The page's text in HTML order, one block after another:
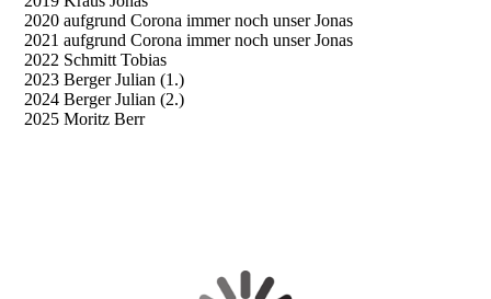
2020 aufgrund Corona immer noch unser Jonas
2021 aufgrund Corona immer noch unser Jonas
2022 Schmitt Tobias
2023 Berger Julian (1.)
2024 Berger Julian (2.)
2025 Moritz Berr